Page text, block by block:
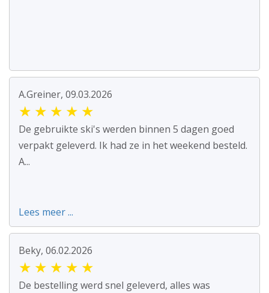
A.Greiner, 09.03.2026
★ ★ ★ ★ ★
De gebruikte ski's werden binnen 5 dagen goed
verpakt geleverd. Ik had ze in het weekend besteld.
A...
Lees meer ...
Beky, 06.02.2026
★ ★ ★ ★ ★
De bestelling werd snel geleverd, alles was